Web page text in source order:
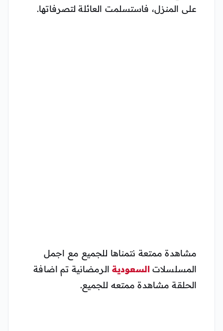
على المنزل، فاستسلمت العائلة لتصرفاتها.
مشاهدة ممتعة نتمناها للجميع مع اجمل
المسلسلات السعوديةالرمضانية تم اضافة
الحلقة مشاهدة ممتعه للجميع.